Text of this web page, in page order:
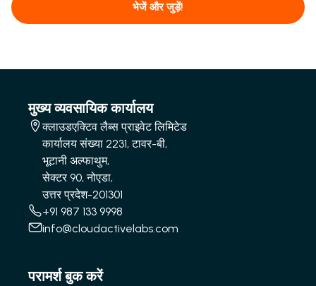
भेजें और जुड़ें!
मुख्य व्यवसायिक कार्यालय
क्लाउडएक्टिव लैब्स प्राइवेट लिमिटेड
कार्यालय संख्या 2231, टावर-बी,
भूटानी अल्फाथुम,
सेक्टर 90, नोएडा,
उत्तर प्रदेश-201301
+91 987 133 9998
info@cloudactivelabs.com
परामर्श बुक करें